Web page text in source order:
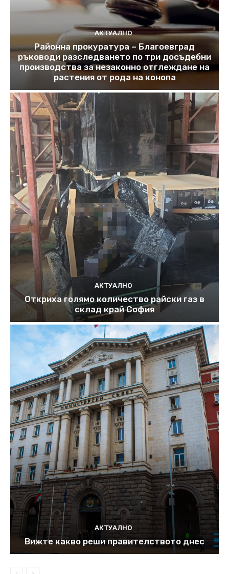
АКТУАЛНО
Районна прокуратура – Благоевград
ръководи разследването по три досъдебни
производства за незаконно отглеждане на
растения от рода на конопа
АКТУАЛНО
Откриха голямо количество райски газ в
склад край София
АКТУАЛНО
Вижте какво реши правителството днес